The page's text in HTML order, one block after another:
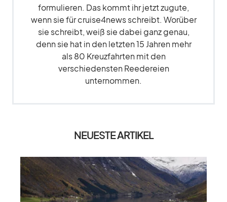
formulieren. Das kommt ihr jetzt zugute,
wenn sie für cruise4news schreibt. Worüber
sie schreibt, weiß sie dabei ganz genau,
denn sie hat in den letzten 15 Jahren mehr
als 80 Kreuzfahrten mit den
verschiedensten Reedereien
unternommen.
NEUESTE ARTIKEL